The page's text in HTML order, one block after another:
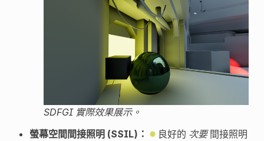
SDFGI 實際效果展示。
螢幕空間間接照明 (SSIL)：
良好的 次要間接照明